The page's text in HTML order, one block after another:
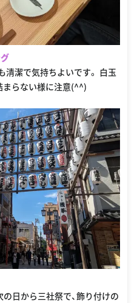
清潔で気持ちよいです。 白玉
らない様に注意(^^)
日から三社祭で、飾り付けの